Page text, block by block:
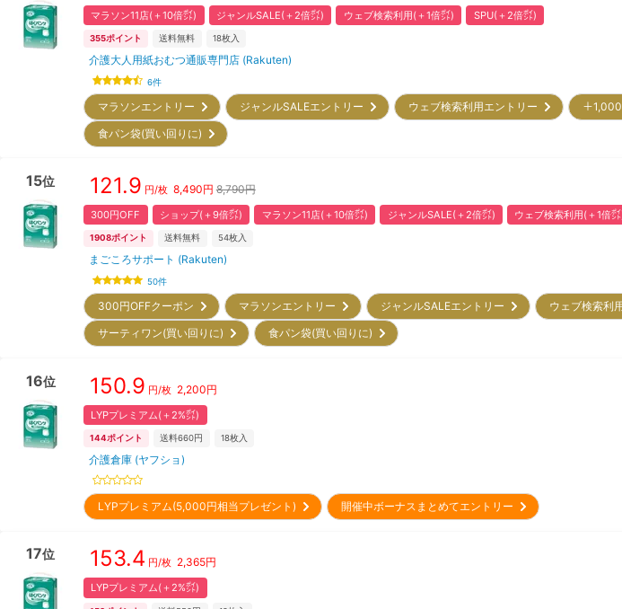
マラソン11店(＋10倍㌽) ジャンルSALE(＋2倍㌽) ウェブ検索利用(＋1倍㌽) SPU(＋2倍㌽)
355ポイント 送料無料 18枚入
介護大人用紙おむつ通販専門店 (Rakuten)
6件
マラソンエントリー ジャンルSALEエントリー ウェブ検索利用エントリー ＋
食パン袋(買い回りに)
15位 121.9 円/枚 8,490円 8,790円
300円OFF ショップ(＋9倍㌽) マラソン11店(＋10倍㌽) ジャンルSALE(＋2倍㌽) ウェブ検索利用(＋1倍
1908ポイント 送料無料 54枚入
まごころサポート (Rakuten)
50件
300円OFFクーポン マラソンエントリー ジャンルSALEエントリー ウェブ検索利
サーティワン(買い回りに)
食パン袋(買い回りに)
16位 150.9 円/枚 2,200円
LYPプレミアム(＋2%㌽)
144ポイント 送料660円 18枚入
介護倉庫 (ヤフショ)
LYPプレミアム(5,000円相当プレゼント) 開催中ボーナスまとめてエントリー
17位 153.4 円/枚 2,365円
LYPプレミアム(＋2%㌽)